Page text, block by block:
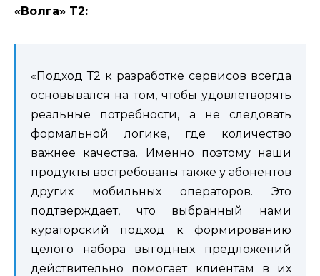
«Волга» T2:
«Подход Т2 к разработке сервисов всегда
основывался на том, чтобы удовлетворять
реальные потребности, а не следовать
формальной логике, где количество
важнее качества. Именно поэтому наши
продукты востребованы также у абонентов
других мобильных операторов. Это
подтверждает, что выбранный нами
кураторский подход к формированию
целого набора выгодных предложений
действительно помогает клиентам в их